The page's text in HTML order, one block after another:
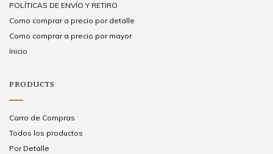
POLÍTICAS DE ENVÍO Y RETIRO
Como comprar a precio por detalle
Como comprar a precio por mayor
Inicio
PRODUCTS
Carro de Compras
Todos los productos
Por Detalle